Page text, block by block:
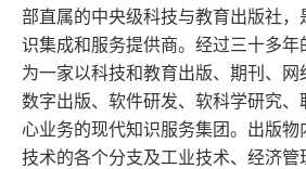
1.7 分代收集算法和分区收集算法
1.7.1 分代收集算法
1．新生代与复制算法
部直属的中央级科技与教育出版社，
识集成和服务提供商。经过三十多
为一家以科技和教育出版、期刊、网
数字出版、软件研发、软科学研究
心业务的现代知识服务集团。出版
技术的各个分支及工业技术、经济管